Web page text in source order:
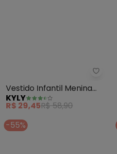
Vestido Infantil Menina
Estampa (Azul Marinho)
KYLY
R$ 29,45R$ 58,90
-55%